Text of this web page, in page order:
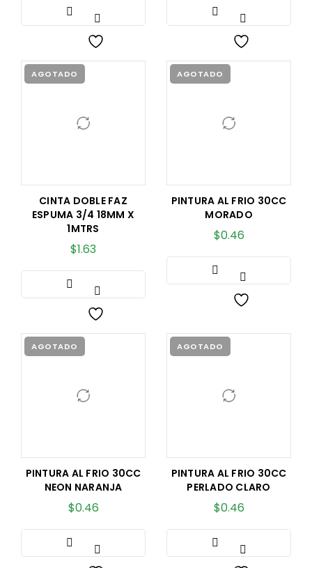
AGOTADO
CINTA DOBLE FAZ
ESPUMA 3/4 18MM X
1MTRS
$1.63
AGOTADO
PINTURA AL FRIO 30CC
MORADO
$0.46
AGOTADO
PINTURA AL FRIO 30CC
NEON NARANJA
$0.46
AGOTADO
PINTURA AL FRIO 30CC
PERLADO CLARO
$0.46